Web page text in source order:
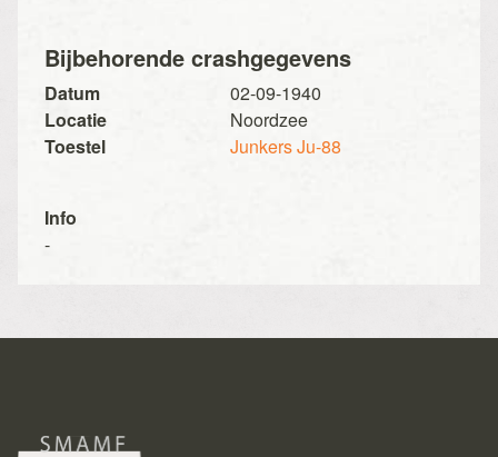
Bijbehorende crashgegevens
Datum
02-09-1940
Locatie
Noordzee
Toestel
Junkers Ju-88
Info
-